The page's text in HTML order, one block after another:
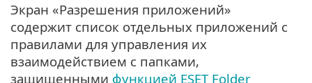
Экран «Разрешения приложений»
содержит список отдельных приложений с
правилами для управления их
взаимодействием с папками,
защищенными функцией ESET Folder